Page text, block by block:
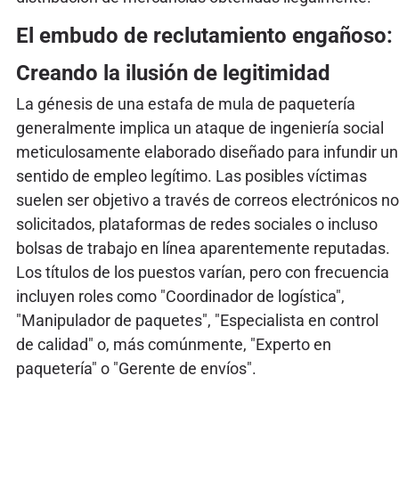
El embudo de reclutamiento engañoso:
Creando la ilusión de legitimidad
La génesis de una estafa de mula de paquetería
generalmente implica un ataque de ingeniería social
meticulosamente elaborado diseñado para infundir un
sentido de empleo legítimo. Las posibles víctimas
suelen ser objetivo a través de correos electrónicos no
solicitados, plataformas de redes sociales o incluso
bolsas de trabajo en línea aparentemente reputadas.
Los títulos de los puestos varían, pero con frecuencia
incluyen roles como "Coordinador de logística",
"Manipulador de paquetes", "Especialista en control
de calidad" o, más comúnmente, "Experto en
paquetería" o "Gerente de envíos".